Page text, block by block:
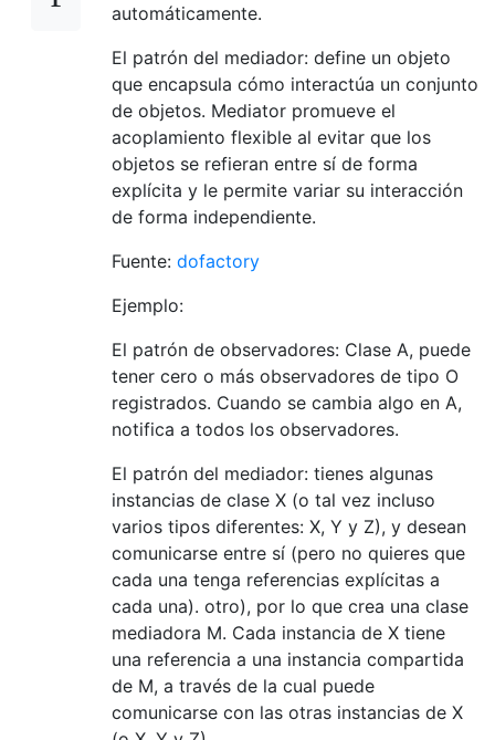
automáticamente.
El patrón del mediador: define un objeto
que encapsula cómo interactúa un conjunto
de objetos. Mediator promueve el
acoplamiento flexible al evitar que los
objetos se refieran entre sí de forma
explícita y le permite variar su interacción
de forma independiente.
Fuente: dofactory
Ejemplo:
El patrón de observadores: Clase A, puede
tener cero o más observadores de tipo O
registrados. Cuando se cambia algo en A,
notifica a todos los observadores.
El patrón del mediador: tienes algunas
instancias de clase X (o tal vez incluso
varios tipos diferentes: X, Y y Z), y desean
comunicarse entre sí (pero no quieres que
cada una tenga referencias explícitas a
cada una). otro), por lo que crea una clase
mediadora M. Cada instancia de X tiene
una referencia a una instancia compartida
de M, a través de la cual puede
comunicarse con las otras instancias de X